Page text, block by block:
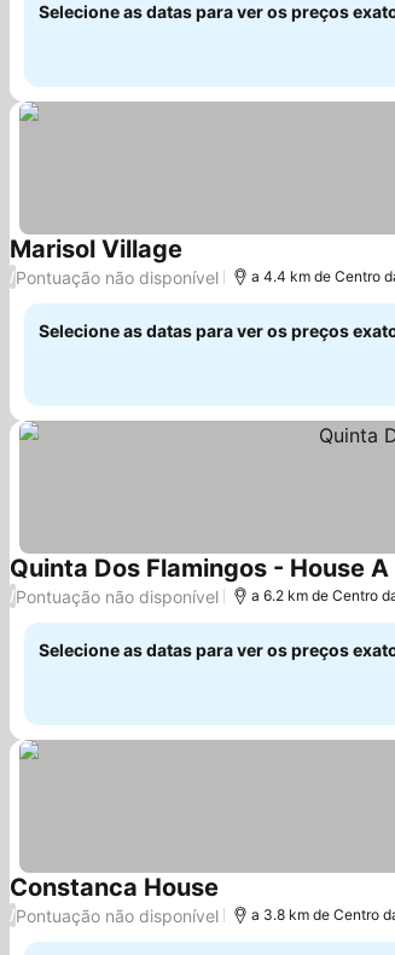
Selecione as datas para ver os preços
Marisol Village Ver preços
/Pontuação não disponível a 4.4 km de Centro
Selecione as datas para ver os preços
Quinta Dos Flamingos - House
/Pontuação não disponível a 6.2 km de Centro
Selecione as datas para ver os preços
Constanca House Ver preços
/Pontuação não disponível a 3.8 km de Centro